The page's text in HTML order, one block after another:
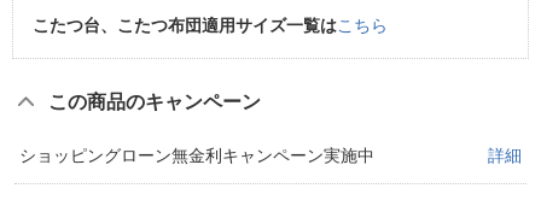
こたつ台、こたつ布団適用サイズ一覧はこちら
この商品のキャンペーン
ショッピングローン無金利キャンペーン実施中 詳細